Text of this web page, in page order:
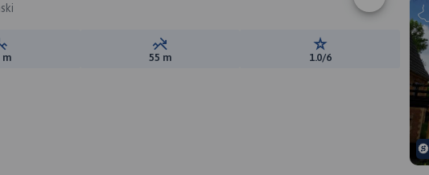
przewyższeń:
m Suma spadków:
55 m Ocena trasy:
1.0/6